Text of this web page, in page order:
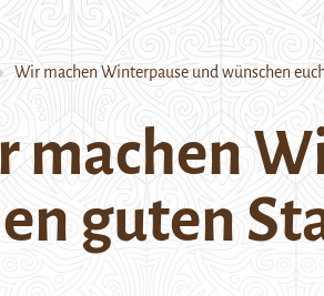
Wir machen Winterpause und wünschen
machen
guten